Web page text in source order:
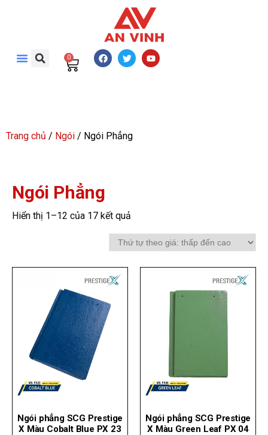
0
Trang chủ / Ngói / Ngói Phẳng
Ngói Phẳng
Hiển thị 1–12 của 17 kết quả
Ngói phẳng SCG Prestige
X Màu Cobalt Blue PX 23
Ngói phẳng SCG Prestige
X Màu Green Leaf PX 04